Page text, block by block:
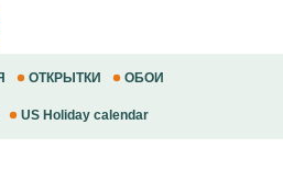
ОТКРЫТКИ ОБОИ
US Holiday calendar